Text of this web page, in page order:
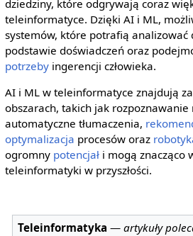
dziedziny, które odgrywają coraz
teleinformatyce. Dzięki AI i ML,
systemów, które potrafią analizować
podstawie doświadczeń oraz
potrzebyingerencji człowieka.
AI i ML w teleinformatyce znajdują
obszarach, takich jak rozpoznawanie
automatyczne tłumaczenia,
optymalizacja procesów oraz
ogromny potencjałi mogą znacząco
teleinformatyki w przyszłości.
Teleinformatyka —artykuły